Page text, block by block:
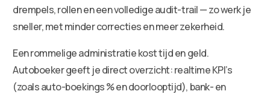
drempels, rollen en een volledige audit-trail — zo werk je
sneller, met minder correcties en meer zekerheid.
Een rommelige administratie kost tijd en geld.
Autoboeker geeft je direct overzicht: realtime KPI’s
(zoals auto-boekings % en doorlooptijd), bank- en